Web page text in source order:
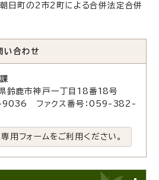
朝日町の2市2町による合併法定合併
い合わせ
鹿市神戸一丁目18番18号
9036 ファクス番号：059-382-
用フォームをご利用ください。